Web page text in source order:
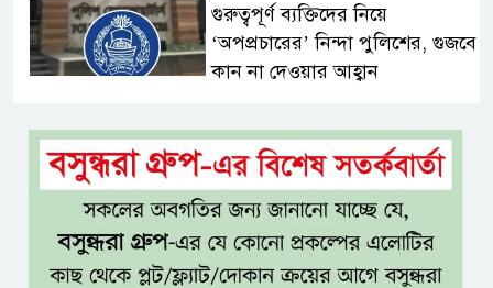
গুরুত্বপূর্ণ ব্যক্তিদের নিয়ে
‘অপপ্রচারের’ নিন্দা পুলিশের, গুজবে
কান না দেওয়ার আহ্বান
শেখ হাসিনার দিল্লির সংবাদ
সম্মেলনের সঙ্গে ভারত সরকারের
সম্পৃক্ততা নেই: জয়সোয়াল
টাঙ্গাইলে নিহত ১৪ বাস-মিনিবাস
মালিকের পরিবারকে আর্থিক অনুদান